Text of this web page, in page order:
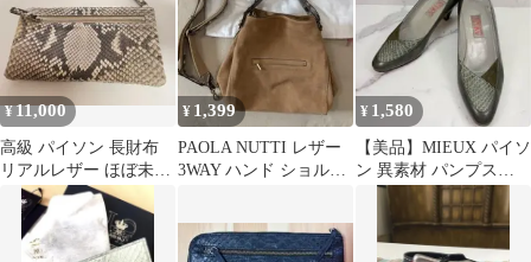
¥11,000
高級 パイソン 長財布
リアルレザー ほぼ未使
用 大容量 本革 20×12
¥ 1,399
PAOLA NUTTI レザー
3WAY ハンド ショルダ
¥ 1,580
【美品】MIEUX パイソ
ン 異素材 パンプス
22.5cm モスグリーン